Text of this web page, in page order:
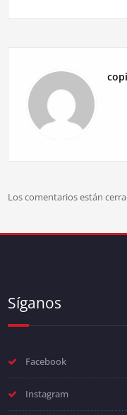
Los comentarios están
Síganos
Facebook
Instagram